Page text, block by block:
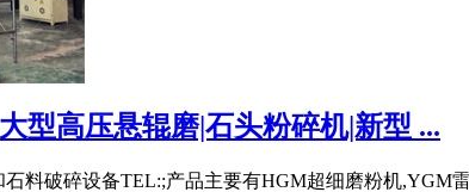
型高压悬辊磨|石头粉碎机|新型 ...
石料破碎设备TEL:;产品主要有HGM超细磨粉机